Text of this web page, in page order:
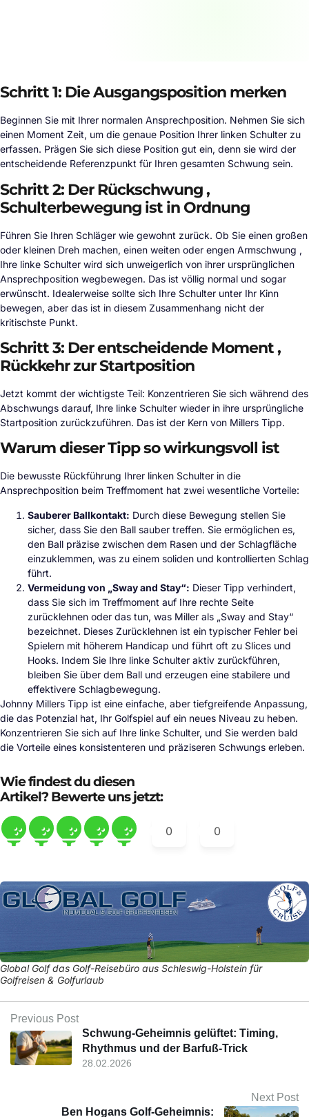
Schritt 1: Die Ausgangsposition merken
Beginnen Sie mit Ihrer normalen Ansprechposition. Nehmen Sie sich
einen Moment Zeit, um die genaue Position Ihrer linken Schulter zu
erfassen. Prägen Sie sich diese Position gut ein, denn sie wird der
entscheidende Referenzpunkt für Ihren gesamten Schwung sein.
Schritt 2: Der Rückschwung ,
Schulterbewegung ist in Ordnung
Führen Sie Ihren Schläger wie gewohnt zurück. Ob Sie einen großen
oder kleinen Dreh machen, einen weiten oder engen Armschwung ,
Ihre linke Schulter wird sich unweigerlich von ihrer ursprünglichen
Ansprechposition wegbewegen. Das ist völlig normal und sogar
erwünscht. Idealerweise sollte sich Ihre Schulter unter Ihr Kinn
bewegen, aber das ist in diesem Zusammenhang nicht der
kritischste Punkt.
Schritt 3: Der entscheidende Moment ,
Rückkehr zur Startposition
Jetzt kommt der wichtigste Teil: Konzentrieren Sie sich während des
Abschwungs darauf, Ihre linke Schulter wieder in ihre ursprüngliche
Startposition zurückzuführen. Das ist der Kern von Millers Tipp.
Warum dieser Tipp so wirkungsvoll ist
Die bewusste Rückführung Ihrer linken Schulter in die
Ansprechposition beim Treffmoment hat zwei wesentliche Vorteile:
Sauberer Ballkontakt: Durch diese Bewegung stellen Sie
sicher, dass Sie den Ball sauber treffen. Sie ermöglichen es,
den Ball präzise zwischen dem Rasen und der Schlagfläche
einzuklemmen, was zu einem soliden und kontrollierten Schlag
führt.
Vermeidung von „Sway and Stay“: Dieser Tipp verhindert,
dass Sie sich im Treffmoment auf Ihre rechte Seite
zurücklehnen oder das tun, was Miller als „Sway and Stay“
bezeichnet. Dieses Zurücklehnen ist ein typischer Fehler bei
Spielern mit höherem Handicap und führt oft zu Slices und
Hooks. Indem Sie Ihre linke Schulter aktiv zurückführen,
bleiben Sie über dem Ball und erzeugen eine stabilere und
effektivere Schlagbewegung.
Johnny Millers Tipp ist eine einfache, aber tiefgreifende Anpassung,
die das Potenzial hat, Ihr Golfspiel auf ein neues Niveau zu heben.
Konzentrieren Sie sich auf Ihre linke Schulter, und Sie werden bald
die Vorteile eines konsistenteren und präziseren Schwungs erleben.
Wie findest du diesen
Artikel? Bewerte uns jetzt:
0 0
Global Golf das Golf-Reisebüro aus Schleswig-Holstein für
Golfreisen & Golfurlaub
Previous Post
28.02.2026
Schwung-Geheimnis gelüftet: Timing,
Rhythmus und der Barfuß-Trick
Next Post
Ben Hogans Golf-Geheimnis: